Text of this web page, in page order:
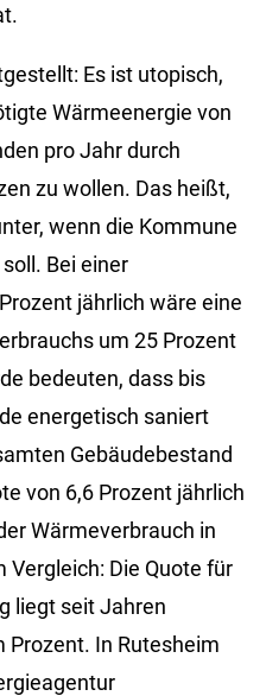
Es ist utopisch,
Wärmeenergie von
pro Jahr durch
zu wollen. Das heißt,
wenn die Kommune
Bei einer
jährlich wäre eine
um 25 Prozent
bedeuten, dass bis
energetisch saniert
Gebäudebestand
von 6,6 Prozent jährlich
Wärmeverbrauch in
Die Quote für
liegt seit Jahren
In Rutesheim